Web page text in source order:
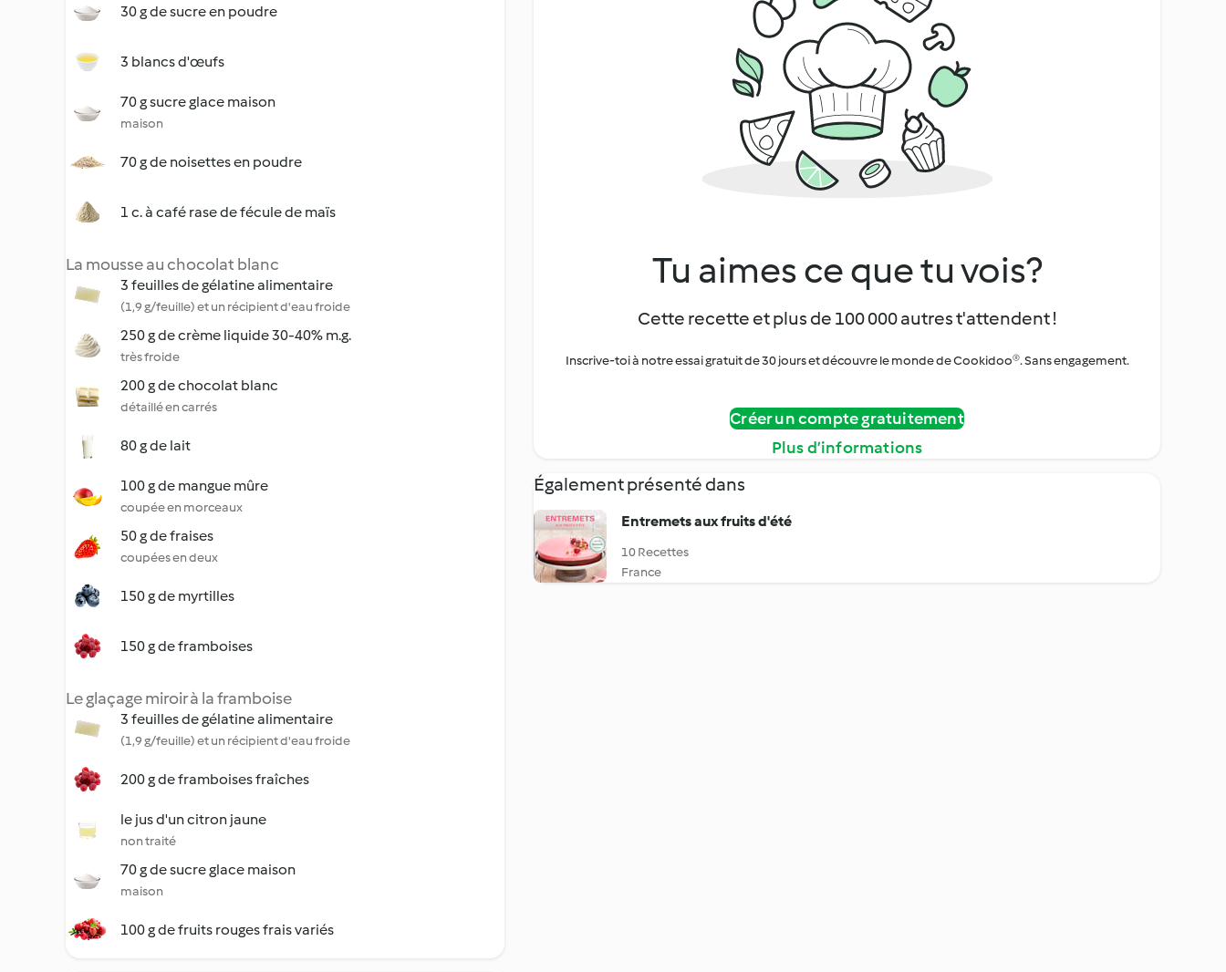
30 g de sucre en poudre
3 blancs d'œufs
70 g sucre glace maison
maison
70 g de noisettes en poudre
1 c. à café rase de fécule de maïs
La mousse au chocolat blanc
3 feuilles de gélatine alimentaire
(1,9 g/feuille) et un récipient d'eau froide
250 g de crème liquide 30-40% m.g.
très froide
200 g de chocolat blanc
détaillé en carrés
80 g de lait
100 g de mangue mûre
coupée en morceaux
50 g de fraises
coupées en deux
150 g de myrtilles
150 g de framboises
Le glaçage miroir à la framboise
3 feuilles de gélatine alimentaire
(1,9 g/feuille) et un récipient d'eau froide
200 g de framboises fraîches
le jus d'un citron jaune
non traité
70 g de sucre glace maison
maison
100 g de fruits rouges frais variés
Tu aimes ce que tu vois?
Cette recette et plus de 100 000 autres t'attendent !
Inscrive-toi à notre essai gratuit de 30 jours et découvre le monde de Cookidoo®. Sans engagement.
Créer un compte gratuitement
Plus d’informations
Également présenté dans
Entremets aux fruits d'été
10 Recettes
France